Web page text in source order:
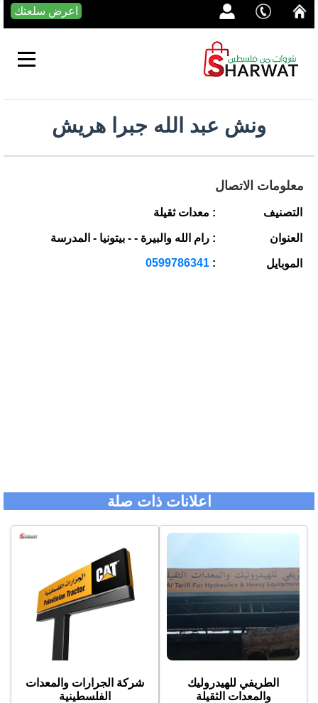
اعرض سلعتك
ونش عبد الله جبرا هريش
معلومات الاتصال
التصنيف : معدات ثقيلة
العنوان : رام الله والبيرة - - بيتونيا - المدرسة
الموبايل :
0599786341
اعلانات ذات صلة
الطريفي للهيدروليك
والمعدات الثقيلة
شركة الجرارات والمعدات
الفلسطينية